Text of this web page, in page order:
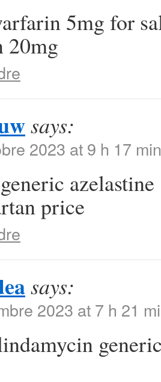
5mg for
20mg
says:
2023 at 9 h 17 min
price
says:
2023 at 7 h 21